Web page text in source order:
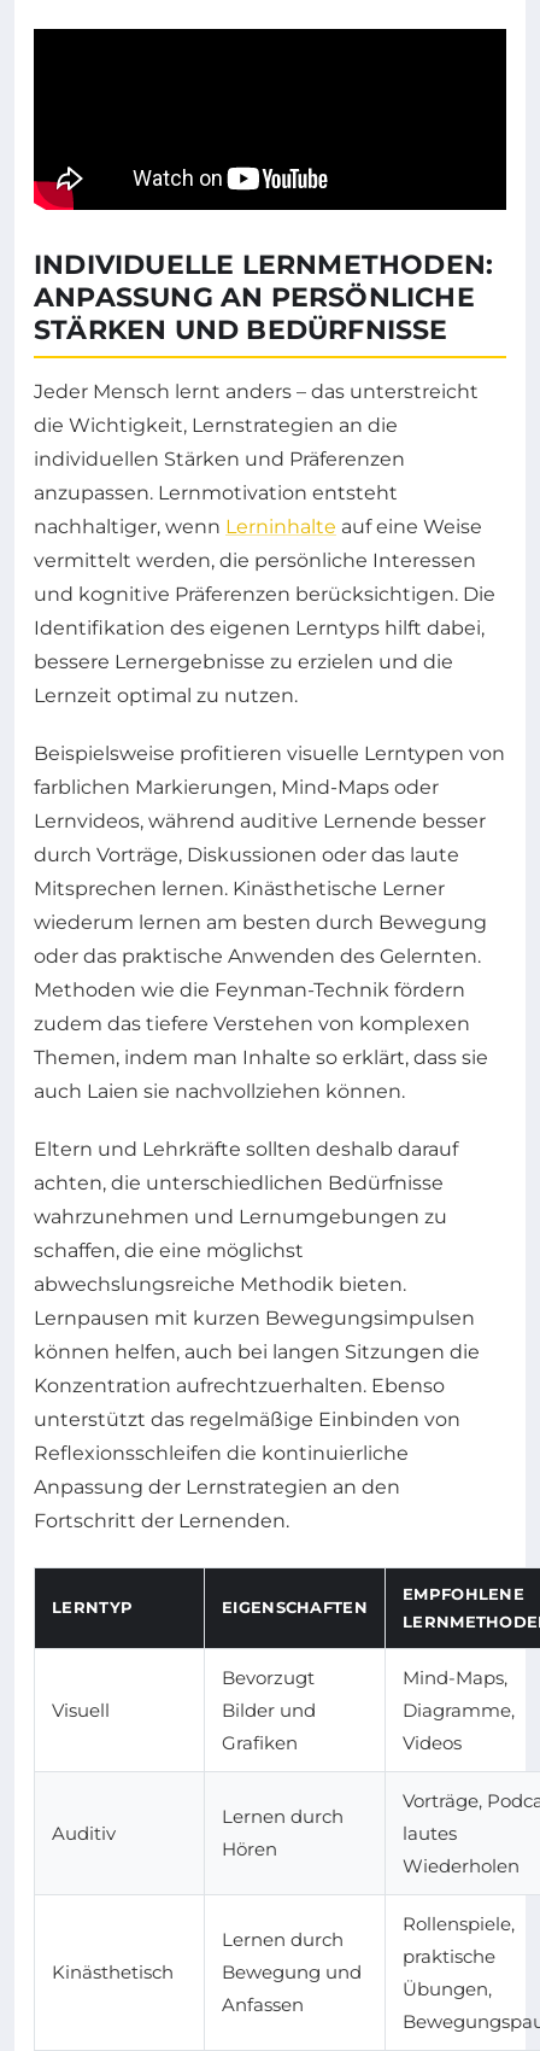
INDIVIDUELLE LERNMETHODEN:
ANPASSUNG AN PERSÖNLICHE
STÄRKEN UND BEDÜRFNISSE
Jeder Mensch lernt anders – das unterstreicht
die Wichtigkeit, Lernstrategien an die
individuellen Stärken und Präferenzen
anzupassen. Lernmotivation entsteht
nachhaltiger, wenn Lerninhalte auf eine Weise
vermittelt werden, die persönliche Interessen
und kognitive Präferenzen berücksichtigen. Die
Identifikation des eigenen Lerntyps hilft dabei,
bessere Lernergebnisse zu erzielen und die
Lernzeit optimal zu nutzen.
Beispielsweise profitieren visuelle Lerntypen von
farblichen Markierungen, Mind-Maps oder
Lernvideos, während auditive Lernende besser
durch Vorträge, Diskussionen oder das laute
Mitsprechen lernen. Kinästhetische Lerner
wiederum lernen am besten durch Bewegung
oder das praktische Anwenden des Gelernten.
Methoden wie die Feynman-Technik fördern
zudem das tiefere Verstehen von komplexen
Themen, indem man Inhalte so erklärt, dass sie
auch Laien sie nachvollziehen können.
Eltern und Lehrkräfte sollten deshalb darauf
achten, die unterschiedlichen Bedürfnisse
wahrzunehmen und Lernumgebungen zu
schaffen, die eine möglichst
abwechslungsreiche Methodik bieten.
Lernpausen mit kurzen Bewegungsimpulsen
können helfen, auch bei langen Sitzungen die
Konzentration aufrechtzuerhalten. Ebenso
unterstützt das regelmäßige Einbinden von
Reflexionsschleifen die kontinuierliche
Anpassung der Lernstrategien an den
Fortschritt der Lernenden.
LERNTYP EIGENSCHAFTEN
EMPFOHLENE
Visuell
Bevorzugt
Bilder und
Grafiken
Mind-Maps,
Diagramme,
Videos
Auditiv
Lernen durch
Hören
Vorträge,
lautes
Wiederholen
Kinästhetisch
Lernen durch
Bewegung und
Anfassen
Rollenspiele,
praktische
Übungen,